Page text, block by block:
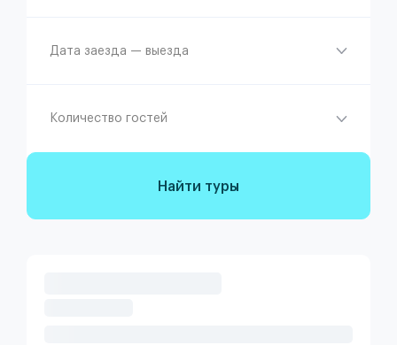
Дата заезда — выезда
Количество гостей
Найти туры